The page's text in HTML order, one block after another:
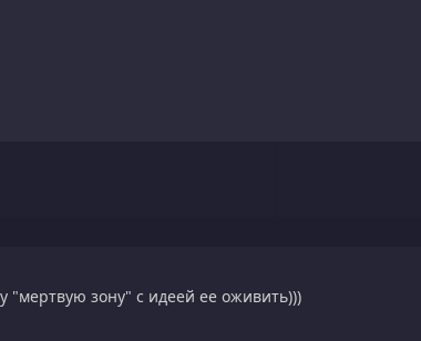
"мертвую зону" с идеей ее оживить)))